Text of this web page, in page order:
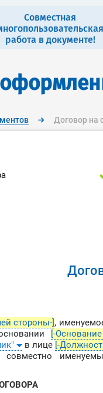
Совместная
работа в документе!
→ Договор на
стороны-],
[-
в лице [-
совместно